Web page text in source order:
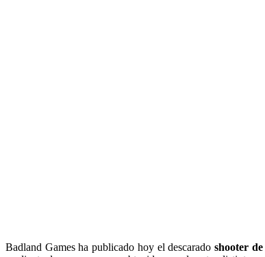
Badland Games ha publicado hoy el descarado shooter